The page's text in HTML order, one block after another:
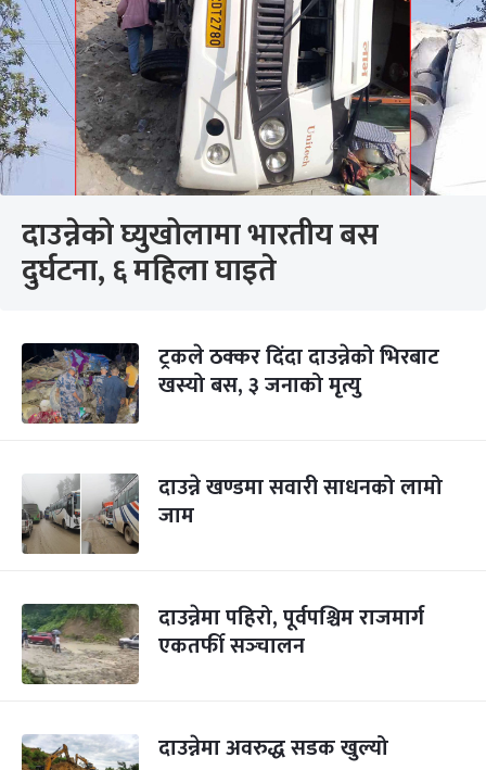
दाउन्नेको घ्युखोलामा भारतीय बस
दुर्घटना, ६ महिला घाइते
ट्रकले ठक्कर दिंदा दाउन्नेको भिरबाट
खस्यो बस, ३ जनाको मृत्यु
दाउन्ने खण्डमा सवारी साधनको लामो
जाम
दाउन्नेमा पहिरो, पूर्वपश्चिम राजमार्ग
एकतर्फी सञ्‍चालन
दाउन्नेमा अवरुद्ध सडक खुल्यो